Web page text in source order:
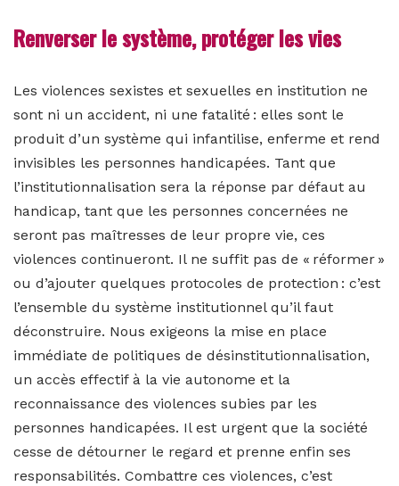
Renverser le système, protéger les vies
Les violences sexistes et sexuelles en institution ne
sont ni un accident, ni une fatalité : elles sont le
produit d’un système qui infantilise, enferme et rend
invisibles les personnes handicapées. Tant que
l’institutionnalisation sera la réponse par défaut au
handicap, tant que les personnes concernées ne
seront pas maîtresses de leur propre vie, ces
violences continueront. Il ne suffit pas de « réformer »
ou d’ajouter quelques protocoles de protection : c’est
l’ensemble du système institutionnel qu’il faut
déconstruire. Nous exigeons la mise en place
immédiate de politiques de désinstitutionnalisation,
un accès effectif à la vie autonome et la
reconnaissance des violences subies par les
personnes handicapées. Il est urgent que la société
cesse de détourner le regard et prenne enfin ses
responsabilités. Combattre ces violences, c’est